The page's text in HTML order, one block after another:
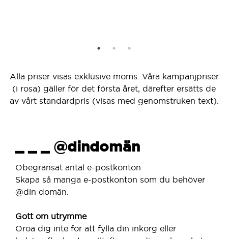
Alla priser visas exklusive moms. Våra kampanjpriser
(i rosa) gäller för det första året, därefter ersätts de
av vårt standardpris (visas med genomstruken text).
_ _ _ @dindomän
Obegränsat antal e-postkonton
Skapa så manga e-postkonton som du behöver
@din domän.
Gott om utrymme
Oroa dig inte för att fylla din inkorg eller